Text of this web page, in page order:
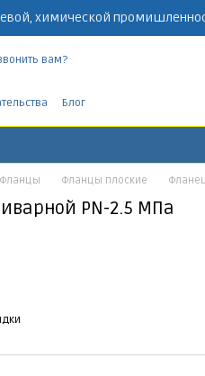
химической
вам?
Блог
Фланцы Фланцы плоские
PN-2.5 МПа